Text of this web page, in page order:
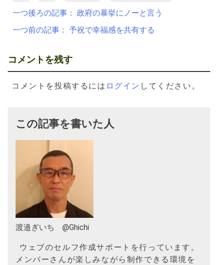
投
稿
ビ
ゲ
ー
ン
一つ後ろの記事： 政府の暴挙にノーと言う
一つ前の記事： 予祝で幸福感を共有する
コメントを残す
コメントを投稿するには ログイン してください。
この記事を書いた人
渡邉ぎいち @Ghichi
ウェブのセルフ作成サポートを行っています。
メンバーさんが楽しみながら制作できる環境を